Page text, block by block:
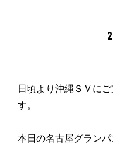
日頃より沖縄ＳＶに
す。
本日の名古屋グラン